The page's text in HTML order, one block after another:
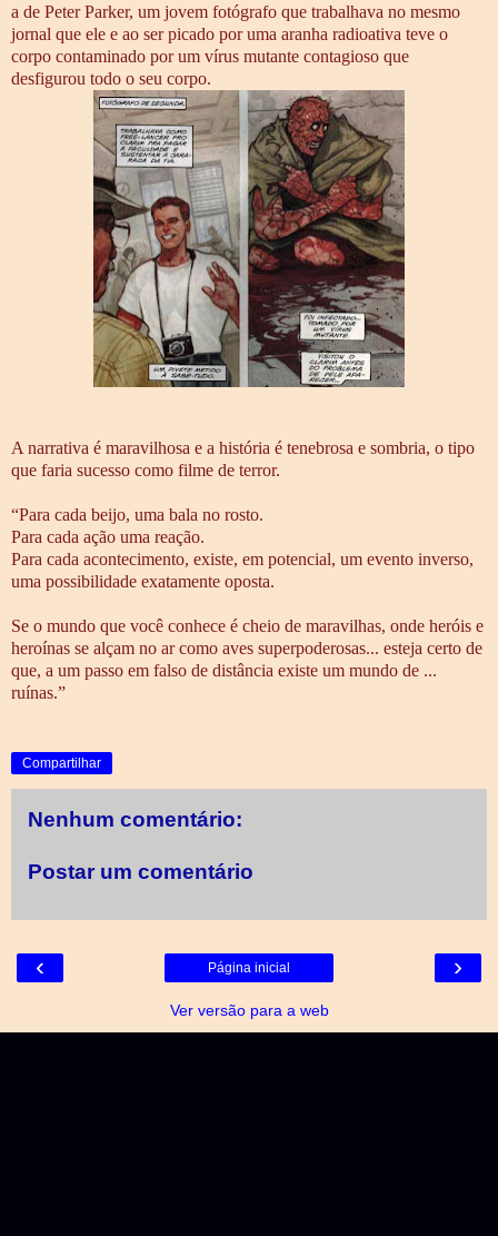
a de Peter Parker, um jovem fotógrafo que trabalhava no mesmo
jornal que ele e ao ser picado por uma aranha radioativa teve o
corpo contaminado por um vírus mutante contagioso que
desfigurou todo o seu corpo.
A narrativa é maravilhosa e a história é tenebrosa e sombria, o tipo
que faria sucesso como filme de terror.
“Para cada beijo, uma bala no rosto.
Para cada ação uma reação.
Para cada acontecimento, existe, em potencial, um evento inverso,
uma possibilidade exatamente oposta.
Se o mundo que você conhece é cheio de maravilhas, onde heróis e
heroínas se alçam no ar como aves superpoderosas... esteja certo de
que, a um passo em falso de distância existe um mundo de ...
ruínas.”
Compartilhar
Nenhum comentário:
Postar um comentário
‹ ›
Página inicial
Ver versão para a web